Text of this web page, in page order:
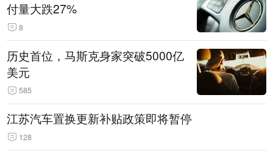
付量大跌27%
8
历史首位，马斯克身家突破5000亿
美元
585
江苏汽车置换更新补贴政策即将暂停
128